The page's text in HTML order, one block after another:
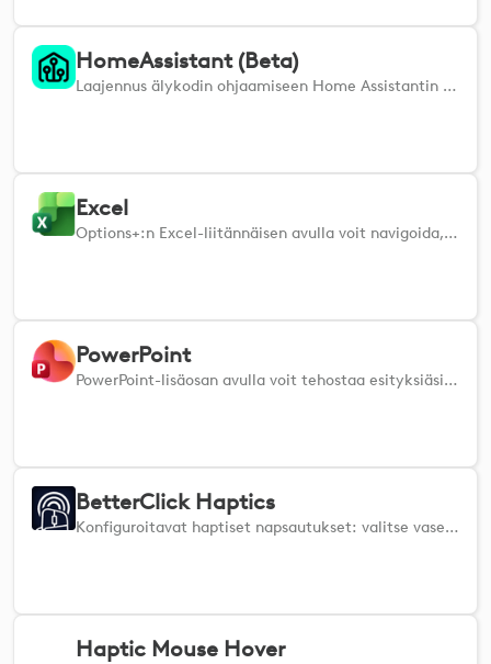
HomeAssistant (Beta)
Laajennus älykodin ohjaamiseen Home Assistantin kautta. Aloita noudattamalla asennusohjeita osoitteesta: https://github.com/Logitech/cto-HomeAssistantPlugin-OptionsPlus Huomaa, että tämä on Cristian Safta -nimisen harjoittelijan projekti, jota Logitech ei virallisesti tue. Logitech ei tarjoa tälle laajennukselle takuuta tai teknistä tukea.
Excel
Options+:n Excel-liitännäisen avulla voit navigoida, muokata ja järjestellä taulukoita tehokkaasti.
PowerPoint
PowerPoint-lisäosan avulla voit tehostaa esityksiäsi hallitsemalla dioja ja muotoilemalla sisältöä.
BetterClick Haptics
Konfiguroitavat haptiset napsautukset: valitse vasen/oikea napsautus ja pidä napsautukset. Terävä tuntoaistinvahvistus lisää tarkkuutta.
Haptic Mouse Hover